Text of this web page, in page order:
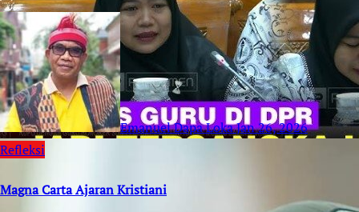
Emanuel Dapa LokaJan 26, 2026
Refleksi
Magna Carta Ajaran Kristiani